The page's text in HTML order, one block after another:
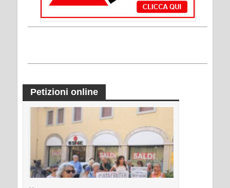
Petizioni online